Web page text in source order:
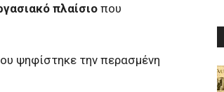
πλαίσιο που
ψηφίστηκε την περασμένη